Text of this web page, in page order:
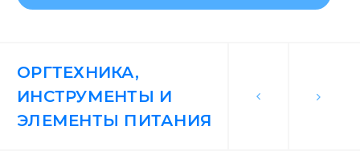
ОРГТЕХНИКА,
ИНСТРУМЕНТЫ И
ЭЛЕМЕНТЫ ПИТАНИЯ